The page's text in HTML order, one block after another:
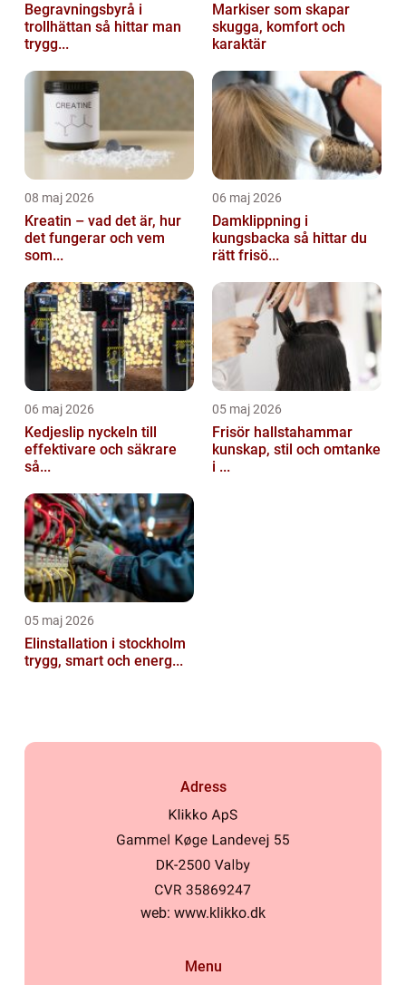
Begravningsbyrå i
trollhättan så hittar man
trygg...
Markiser som skapar
skugga, komfort och
karaktär
08 maj 2026
Kreatin – vad det är, hur
det fungerar och vem
som...
06 maj 2026
Damklippning i
kungsbacka så hittar du
rätt frisö...
06 maj 2026
Kedjeslip nyckeln till
effektivare och säkrare
så...
05 maj 2026
Frisör hallstahammar
kunskap, stil och omtanke
i ...
05 maj 2026
Elinstallation i stockholm
trygg, smart och energ...
Adress
web: www.klikko.dk
Menu